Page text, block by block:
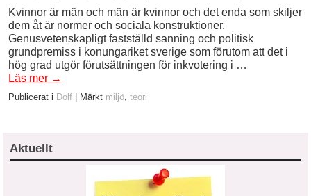
Kvinnor är män och män är kvinnor och det enda som skiljer
dem åt är normer och sociala konstruktioner.
Genusvetenskapligt fastställd sanning och politisk
grundpremiss i konungariket sverige som förutom att det i
hög grad utgör förutsättningen för inkvotering i …
Läs mer →
Publicerat i Dolf Märkt miljö, teori
Aktuellt